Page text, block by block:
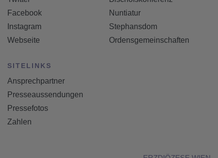
Facebook
Instagram
Webseite
Nuntiatur
Stephansdom
Ordensgemeinschaften
SITELINKS
Ansprechpartner
Presseaussendungen
Pressefotos
Zahlen